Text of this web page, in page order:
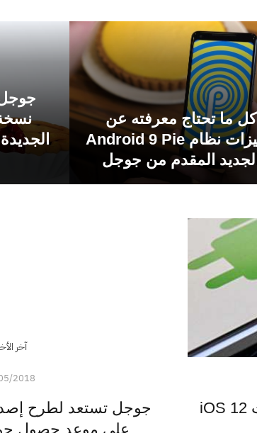
كل ما تحتاج معرفته عن
مميزات نظام Android 9 Pie
الجديد المقدم من جوجل
ماذا نسخت آبل من الأندرويد في تحديث iOS 12
آخر
2018
على موعد حصول